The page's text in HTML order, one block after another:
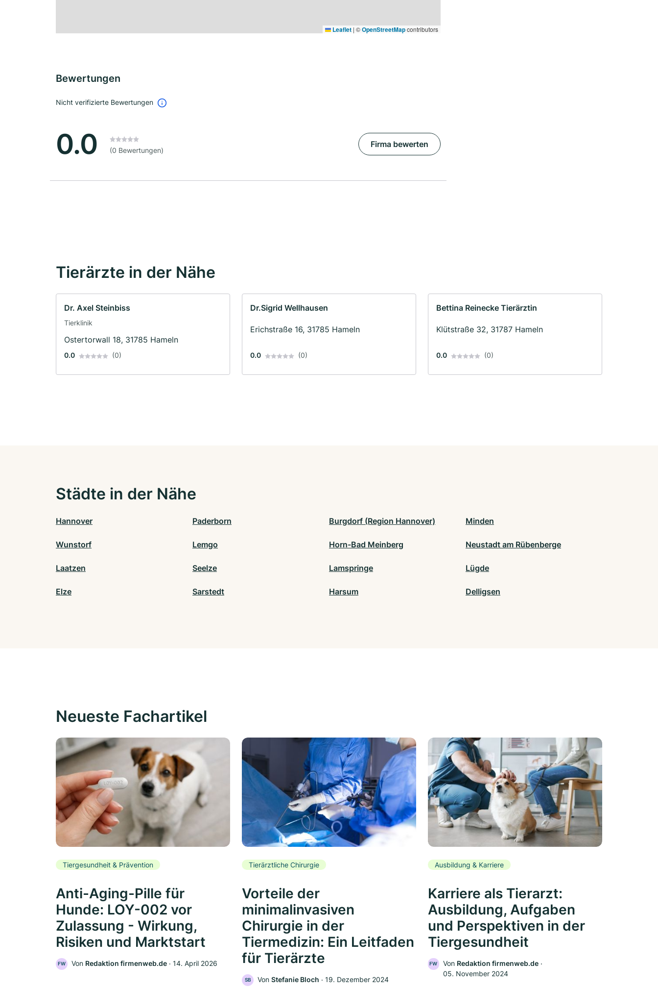
Leaflet | ©OpenStreetMapcontributors
Bewertungen
Nicht verifizierte Bewertungen
0.0 (0 Bewertungen)
Firma bewerten
Tierärzte in der Nähe
Dr. Axel Steinbiss
Tierklinik
Ostertorwall 18, 31785 Hameln
0.0 (0)
Dr.Sigrid Wellhausen
Erichstraße 16, 31785 Hameln
0.0 (0)
Bettina Reinecke Tierärztin
Klütstraße 32, 31787 Hameln
0.0 (0)
Städte in der Nähe
Hannover Paderborn Burgdorf (Region Hannover) Minden
Wunstorf Lemgo Horn-Bad Meinberg Neustadt am Rübenberge
Laatzen Seelze Lamspringe Lügde
Elze Sarstedt Harsum Delligsen
Neueste Fachartikel
Tiergesundheit & Prävention
Anti-Aging-Pille für
Hunde: LOY-002 vor
Zulassung - Wirkung,
Risiken und Marktstart
FW Von Redaktion firmenweb.de ‧ 14. April 2026
Tierärztliche Chirurgie
Vorteile der
minimalinvasiven
Chirurgie in der
Tiermedizin: Ein Leitfaden
für Tierärzte
SB Von Stefanie Bloch ‧ 19. Dezember 2024
Ausbildung & Karriere
Karriere als Tierarzt:
Ausbildung, Aufgaben
und Perspektiven in der
Tiergesundheit
FW Von Redaktion firmenweb.de‧
05. November 2024